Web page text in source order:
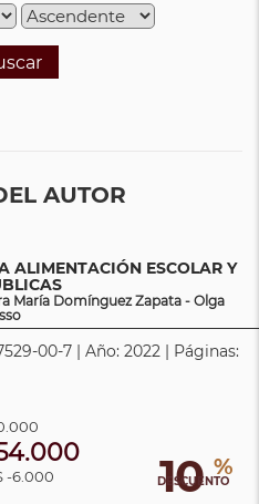
AUTOR
ALIMENTACIÓN ESCOLAR Y
María Domínguez Zapata - Olga
00-7 | Año: 2022 | Páginas:
10 %
DESCUENTO
-6.000